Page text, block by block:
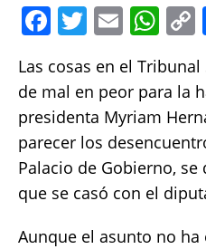
F
c
e
b
o
o
k
T
it
te
r
E
m
ai
l
W
h
at
s
A
p
p
o
Las cosas en el
de mal en peor para la
presidenta Myriam
parecer los
Palacio de Gobierno,
que se casó con el
Aunque el asunto no ha